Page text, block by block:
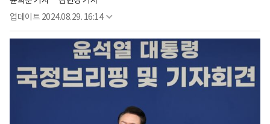
업데이트 2024.08.29. 16:14